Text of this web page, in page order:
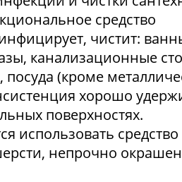
средство
чистит:
канализационные
посуда (кроме
хорошо
поверхностях.
использовать
непрочно